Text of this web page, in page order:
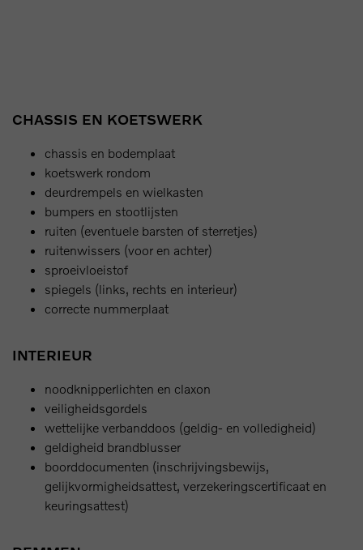
CHASSIS EN KOETSWERK
chassis en bodemplaat
koetswerk rondom
deurdrempels en wielkasten
bumpers en stootlijsten
ruiten (eventuele barsten of sterretjes)
ruitenwissers (voor en achter)
sproeivloeistof
spiegels (links, rechts en interieur)
correcte nummerplaat
INTERIEUR
noodknipperlichten en claxon
veiligheidsgordels
wettelijke verbanddoos (geldig- en volledigheid)
geldigheid brandblusser
boorddocumenten (inschrijvingsbewijs,
gelijkvormigheidsattest, verzekeringscertificaat en
keuringsattest)